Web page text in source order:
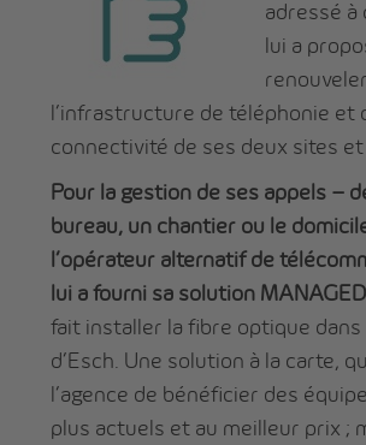
adressé à
lui a
renouveler
l’infrastructure de téléphonie et
connectivité de ses deux sites et
Pour la gestion de ses appels –
bureau, un chantier ou le
l’opérateur alternatif de
lui a fourni sa solution MANAGED
fait installer la fibre optique dans
d’Esch. Une solution à la carte,
l’agence de bénéficier des
plus actuels et au meilleur prix ;